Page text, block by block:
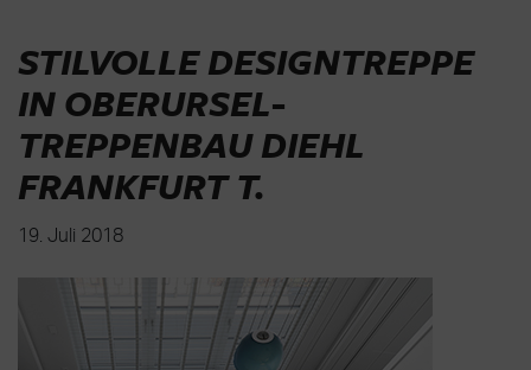
STILVOLLE DESIGNTREPPE
IN OBERURSEL-
TREPPENBAU DIEHL
FRANKFURT T.
19. Juli 2018